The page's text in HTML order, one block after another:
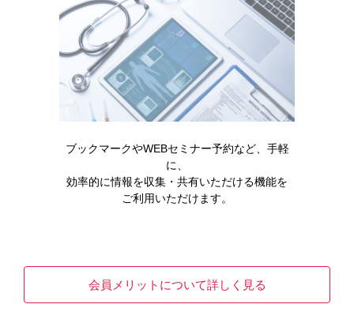
READ MORE
キックリンカプセルの製品Q＆A
ブックマークやWEBセミナー予約など、手軽
に、
効率的に情報を収集・共有いただける機能を
ご利用いただけます。
会員メリットについて詳しく見る